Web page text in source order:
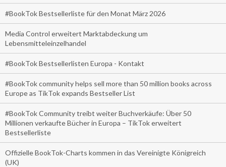
#BookTok Bestsellerliste für den Monat März 2026
Media Control erweitert Marktabdeckung um
Lebensmitteleinzelhandel
#BookTok Bestsellerlisten Europa - Kontakt
#BookTok community helps sell more than 50 million books across
Europe as TikTok expands Bestseller List
#BookTok Community treibt weiter Buchverkäufe: Über 50
Millionen verkaufte Bücher in Europa – TikTok erweitert
Bestsellerliste
Offizielle BookTok-Charts kommen in das Vereinigte Königreich
(UK)